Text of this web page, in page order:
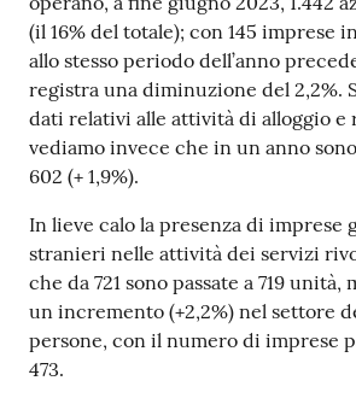
(il 16% del totale); con 145 imprese
allo stesso periodo dell’anno
registra una diminuzione del 2,2%.
dati relativi alle attività di alloggio e
vediamo invece che in un anno sono
602 (+ 1,9%).
In lieve calo la presenza di imprese
stranieri nelle attività dei servizi
che da 721 sono passate a 719
un incremento (+2,2%) nel settore
persone, con il numero di imprese
473.